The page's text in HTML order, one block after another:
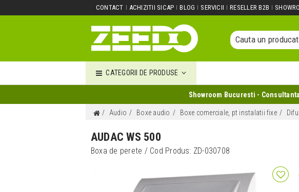
CONTACT ACHIZITII SICAP BLOG SERVICII RESELLER B2B
Cauta un produs...
Cauta un
CATEGORII DE PRODUSE
Showroom Bucuresti -
Audio Boxe audio Boxe comerciale, pt instalatii fixe
AUDAC WS 500
Boxa de perete / Cod Produs: ZD-030708